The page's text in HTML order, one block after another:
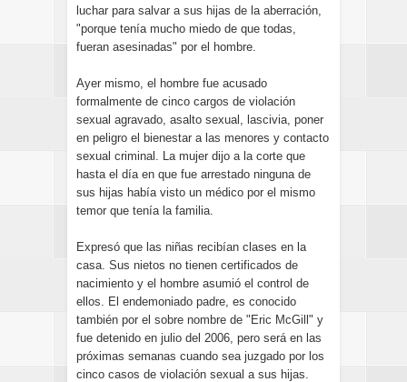
luchar para salvar a sus hijas de la aberración,
"porque tenía mucho miedo de que todas,
fueran asesinadas" por el hombre.
Ayer mismo, el hombre fue acusado
formalmente de cinco cargos de violación
sexual agravado, asalto sexual, lascivia, poner
en peligro el bienestar a las menores y contacto
sexual criminal. La mujer dijo a la corte que
hasta el día en que fue arrestado ninguna de
sus hijas había visto un médico por el mismo
temor que tenía la familia.
Expresó que las niñas recibían clases en la
casa. Sus nietos no tienen certificados de
nacimiento y el hombre asumió el control de
ellos. El endemoniado padre, es conocido
también por el sobre nombre de "Eric McGill" y
fue detenido en julio del 2006, pero será en las
próximas semanas cuando sea juzgado por los
cinco casos de violación sexual a sus hijas.